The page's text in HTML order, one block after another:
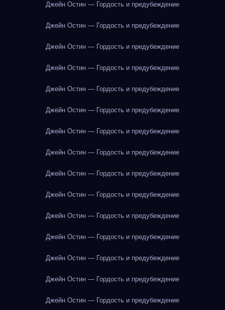
Джейн Остин — Гордость и предубеждение
Джейн Остин — Гордость и предубеждение
Джейн Остин — Гордость и предубеждение
Джейн Остин — Гордость и предубеждение
Джейн Остин — Гордость и предубеждение
Джейн Остин — Гордость и предубеждение
Джейн Остин — Гордость и предубеждение
Джейн Остин — Гордость и предубеждение
Джейн Остин — Гордость и предубеждение
Джейн Остин — Гордость и предубеждение
Джейн Остин — Гордость и предубеждение
Джейн Остин — Гордость и предубеждение
Джейн Остин — Гордость и предубеждение
Джейн Остин — Гордость и предубеждение
Джейн Остин — Гордость и предубеждение